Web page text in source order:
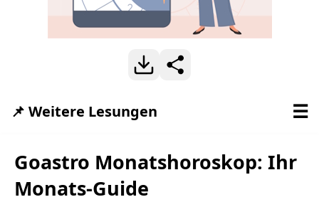
Goastro Monatshoroskop: Ihr
Monats-Guide
📌 Weitere Lesungen ☰